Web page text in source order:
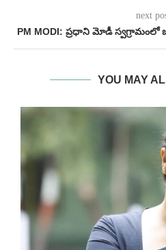
next
PM MODI: ప్రధాని మోడీ స్వగ్రామంలో
YOU MAY